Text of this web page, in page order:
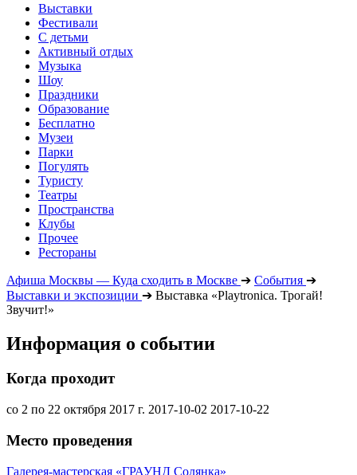
Выставки
Фестивали
С детьми
Активный отдых
Музыка
Шоу
Праздники
Образование
Бесплатно
Музеи
Парки
Погулять
Туристу
Театры
Пространства
Клубы
Прочее
Рестораны
Афиша Москвы — Куда сходить в Москве ➔ События ➔
Выставки и экспозиции ➔ Выставка «Playtronica. Трогай!
Звучит!»
Информация о событии
Когда проходит
со 2 по 22 октября 2017 г. 2017-10-02 2017-10-22
Место проведения
Галерея-мастерская «ГРАУНД Солянка»